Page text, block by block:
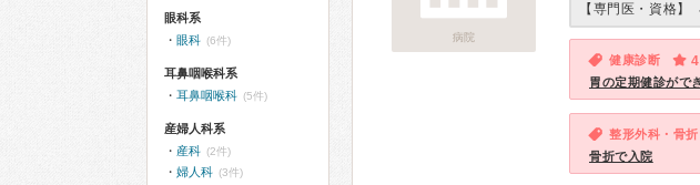
病院
【専門医・資格】
健康診断
胃の定期健診がで
整形外科・骨
骨折で入院
眼科系
眼科 (6件)
耳鼻咽喉科系
耳鼻咽喉科 (5件)
産婦人科系
産科 (2件)
婦人科 (3件)